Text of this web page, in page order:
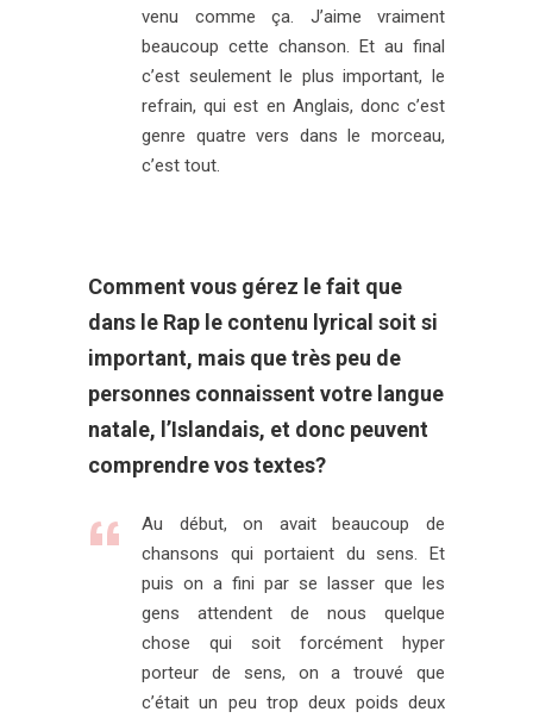
venu comme ça. J’aime vraiment
beaucoup cette chanson. Et au final
c’est seulement le plus important, le
refrain, qui est en Anglais, donc c’est
genre quatre vers dans le morceau,
c’est tout.
Comment vous gérez le fait que
dans le Rap le contenu lyrical soit si
important, mais que très peu de
personnes connaissent votre langue
natale, l’Islandais, et donc peuvent
comprendre vos textes?
Au début, on avait beaucoup de
chansons qui portaient du sens. Et
puis on a fini par se lasser que les
gens attendent de nous quelque
chose qui soit forcément hyper
porteur de sens, on a trouvé que
c’était un peu trop deux poids deux